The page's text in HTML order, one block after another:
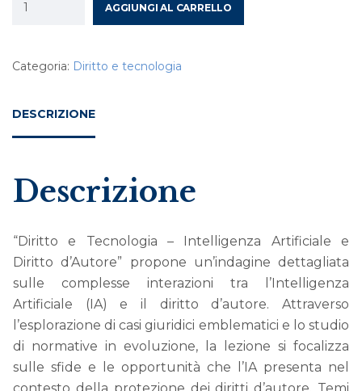
AGGIUNGI AL CARRELLO
Categoria: Diritto e tecnologia
DESCRIZIONE
Descrizione
“Diritto e Tecnologia – Intelligenza Artificiale e
Diritto d’Autore” propone un’indagine dettagliata
sulle complesse interazioni tra l’Intelligenza
Artificiale (IA) e il diritto d’autore. Attraverso
l’esplorazione di casi giuridici emblematici e lo studio
di normative in evoluzione, la lezione si focalizza
sulle sfide e le opportunità che l’IA presenta nel